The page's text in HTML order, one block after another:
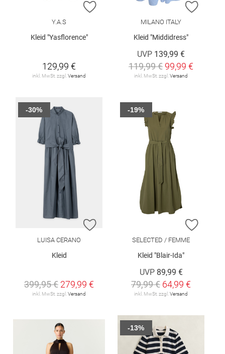
ZUR WUNSCHLISTE HINZUFÜGEN
Y.A.S
Kleid "Yasflorence"
129,99 €
inkl. MwSt. zzgl.Versand
ZUR
MILANO ITALY
Kleid "Middidress"
UVP 139,99 €
119,99 € 99,99 €
inkl. MwSt. zzgl.Versand
ZUR WUNSCHLISTE HINZUFÜGEN
LUISA CERANO
Kleid
399,95 € 279,99 €
inkl. MwSt. zzgl. Versand
-30%
ZUR
SELECTED / FEMME
Kleid "Blair-Ida"
UVP 89,99 €
79,99 € 64,99 €
inkl. MwSt. zzgl. Versand
-19%
-13%